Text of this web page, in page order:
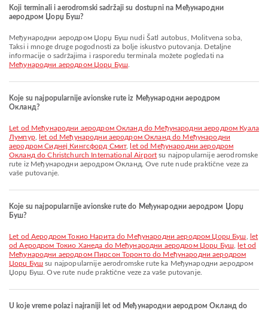
Koji terminali i aerodromski sadržaji su dostupni na Међународни
аеродром Џорџ Буш?
Међународни аеродром Џорџ Буш nudi Šatl autobus, Molitvena soba,
Taksi i mnoge druge pogodnosti za bolje iskustvo putovanja. Detaljne
informacije o sadržajima i rasporedu terminala možete pogledati na
Међународни аеродром Џорџ Буш
Koje su najpopularnije avionske rute iz Међународни аеродром
Окланд?
let od Међународни аеродром Окланд do Међународни аеродром Куала
Лумпур,
let od Међународни аеродром Окланд do Међународни
аеродром Сиднеј Кингсфорд Смит,
let od Међународни аеродром
Окланд do Christchurch International Airport su najpopularnije aerodromske
rute iz Међународни аеродром Окланд. Ove rute nude praktične veze za
vaše putovanje.
Koje su najpopularnije avionske rute do Међународни аеродром Џорџ
Буш?
let od Аеродром Токио Нарита do Међународни аеродром Џорџ Буш
let
od Аеродром Токио Ханеда do Међународни аеродром Џорџ Буш
let od
Међународни аеродром Пирсон Торонто do Међународни аеродром
Џорџ Буш su najpopularnije aerodromske rute ka Међународни аеродром
Џорџ Буш. Ove rute nude praktične veze za vaše putovanje.
U koje vreme polazi najraniji let od Међународни аеродром Окланд do